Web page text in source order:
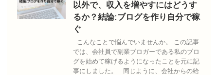
以外で、収入を増やすにはどうす
るか？結論:ブログを作り自分で稼
ぐ
こんなことで悩んでいませんか。 この記事
では、会社員で副業ブロガーである私のブロ
グを始めて稼げるようになったことを元に記
事にしました。 同じように、会社からの給